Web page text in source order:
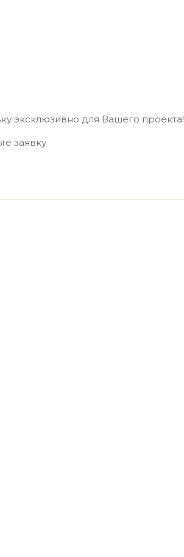
эксклюзивно для Вашего проекта!
заявку